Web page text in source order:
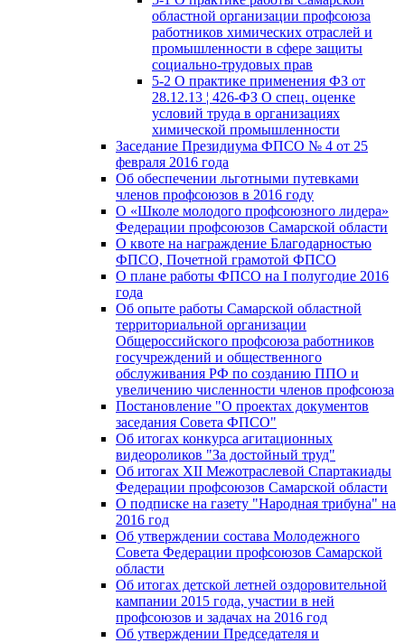
областной организации профсоюза
работников химических отраслей и
промышленности в сфере защиты
социально-трудовых прав
5-2 О практике применения ФЗ от
28.12.13 ¦ 426-ФЗ О спец. оценке
условий труда в организациях
химической промышленности
Заседание Президиума ФПСО № 4 от 25
февраля 2016 года
Об обеспечении льготными путевками
членов профсоюзов в 2016 году
О «Школе молодого профсоюзного лидера»
Федерации профсоюзов Самарской области
О квоте на награждение Благодарностью
ФПСО, Почетной грамотой ФПСО
О плане работы ФПСО на I полугодие 2016
года
Об опыте работы Самарской областной
территориальной организации
Общероссийского профсоюза работников
госучреждений и общественного
обслуживания РФ по созданию ППО и
увеличению численности членов профсоюза
Постановление "О проектах документов
заседания Совета ФПСО"
Об итогах конкурса агитационных
видеороликов "За достойный труд"
Об итогах XII Межотраслевой Спартакиады
Федерации профсоюзов Самарской области
О подписке на газету "Народная трибуна" на
2016 год
Об утверждении состава Молодежного
Совета Федерации профсоюзов Самарской
области
Об итогах детской летней оздоровительной
кампании 2015 года, участии в ней
профсоюзов и задачах на 2016 год
Об утверждении Председателя и